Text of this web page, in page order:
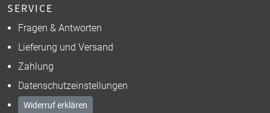
SERVICE
Fragen & Antworten
Lieferung und Versand
Zahlung
Datenschutzeinstellungen
Widerruf erklären